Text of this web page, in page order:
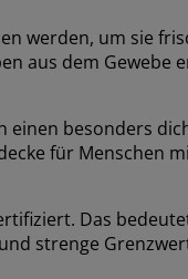
werden, um sie
aus dem Gewebe
einen besonders
für Menschen
Das
strenge